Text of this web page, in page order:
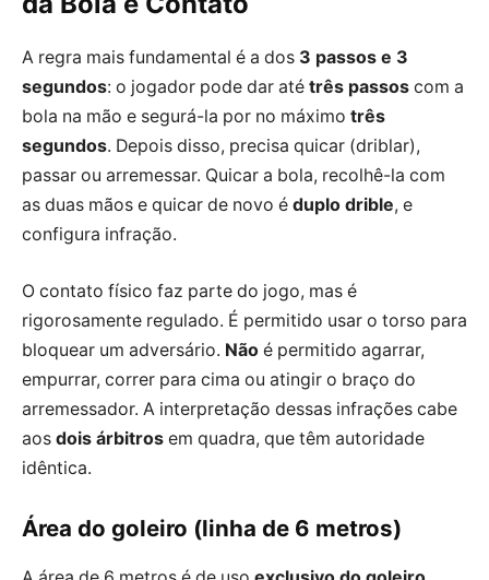
A regra mais fundamental é a dos 3 passos e 3
segundos: o jogador pode dar até três passos com a
bola na mão e segurá-la por no máximo três
segundos. Depois disso, precisa quicar (driblar),
passar ou arremessar. Quicar a bola, recolhê-la com
as duas mãos e quicar de novo é duplo drible, e
configura infração.
O contato físico faz parte do jogo, mas é
rigorosamente regulado. É permitido usar o torso para
bloquear um adversário. Não é permitido agarrar,
empurrar, correr para cima ou atingir o braço do
arremessador. A interpretação dessas infrações cabe
aos dois árbitros em quadra, que têm autoridade
idêntica.
Área do goleiro (linha de 6 metros)